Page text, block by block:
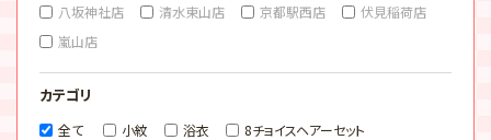
八坂神社店
清水東山店 京都駅西店
伏見稲荷店
嵐山店
カテゴリ
全て 小紋 浴衣
8チョイスヘアーセット